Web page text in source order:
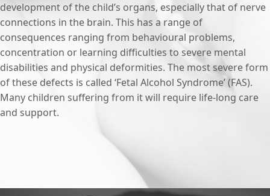
development of the child’s organs, especially that of nerve
connections in the brain. This has a range of
consequences ranging from behavioural problems,
concentration or learning difficulties to severe mental
disabilities and physical deformities. The most severe form
of these defects is called ‘Fetal Alcohol Syndrome’ (FAS).
Many children suffering from it will require life-long care
and support.